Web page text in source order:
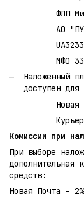
ФЛП
АО
МФО
Наложенный
доступен для
Комиссии при
При выборе
дополнительная
средств:
Новая Почта -